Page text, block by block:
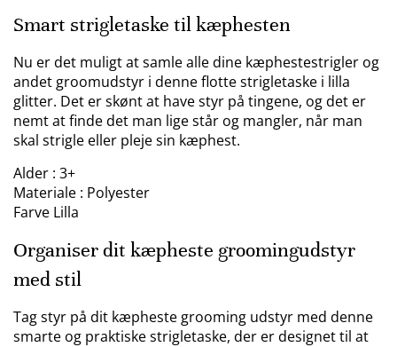
Smart strigletaske til kæphesten
Nu er det muligt at samle alle dine kæphestestrigler og
andet groomudstyr i denne flotte strigletaske i lilla
glitter. Det er skønt at have styr på tingene, og det er
nemt at finde det man lige står og mangler, når man
skal strigle eller pleje sin kæphest.
Alder : 3+
Materiale : Polyester
Farve Lilla
Organiser dit kæpheste groomingudstyr
med stil
Tag styr på dit kæpheste grooming udstyr med denne
smarte og praktiske strigletaske, der er designet til at